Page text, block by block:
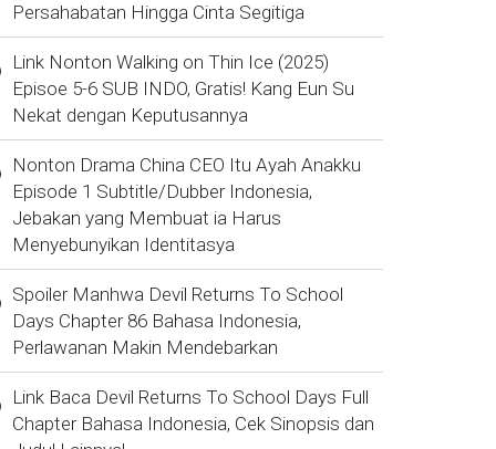
Persahabatan Hingga Cinta Segitiga
Link Nonton Walking on Thin Ice (2025)
Episoe 5-6 SUB INDO, Gratis! Kang Eun Su
Nekat dengan Keputusannya
Nonton Drama China CEO Itu Ayah Anakku
Episode 1 Subtitle/Dubber Indonesia,
Jebakan yang Membuat ia Harus
Menyebunyikan Identitasya
Spoiler Manhwa Devil Returns To School
Days Chapter 86 Bahasa Indonesia,
Perlawanan Makin Mendebarkan
Link Baca Devil Returns To School Days Full
Chapter Bahasa Indonesia, Cek Sinopsis dan